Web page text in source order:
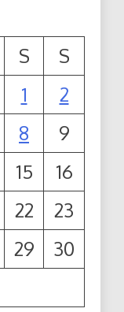
S
S
1
2
8
9
15
16
22
23
29
30